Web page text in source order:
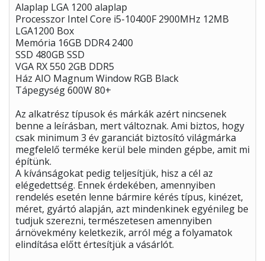
Alaplap LGA 1200 alaplap
Processzor Intel Core i5-10400F 2900MHz 12MB
LGA1200 Box
Memória 16GB DDR4 2400
SSD 480GB SSD
VGA RX 550 2GB DDR5
Ház AIO Magnum Window RGB Black
Tápegység 600W 80+
Az alkatrész típusok és márkák azért nincsenek
benne a leírásban, mert változnak. Ami biztos, hogy
csak minimum 3 év garanciát biztosító világmárka
megfelelő terméke kerül bele minden gépbe, amit mi
építünk.
A kívánságokat pedig teljesítjük, hisz a cél az
elégedettség. Ennek érdekében, amennyiben
rendelés esetén lenne bármire kérés típus, kinézet,
méret, gyártó alapján, azt mindenkinek egyénileg be
tudjuk szerezni, természetesen amennyiben
árnövekmény keletkezik, arról még a folyamatok
elindítása előtt értesítjük a vásárlót.